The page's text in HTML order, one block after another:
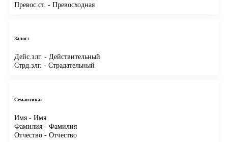
Превос.ст. - Превосходная
Залог:
Дейс.злг. - Действительный
Стрд.злг. - Страдательный
Семантика:
Имя - Имя
Фамилия - Фамилия
Отчество - Отчество